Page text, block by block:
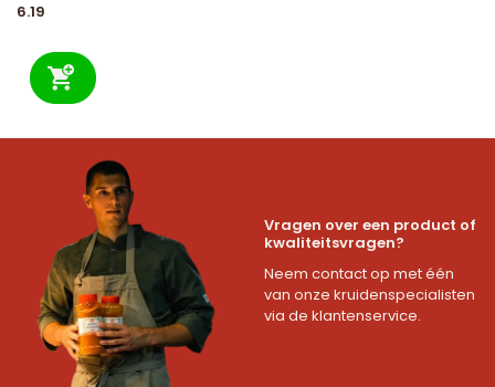
6.19
Vragen over een product of
kwaliteitsvragen?
Neem contact op met één
van onze kruidenspecialisten
via de klantenservice.